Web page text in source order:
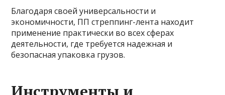
Благодаря своей универсальности и
экономичности, ПП стреппинг-лента находит
применение практически во всех сферах
деятельности, где требуется надежная и
безопасная упаковка грузов.